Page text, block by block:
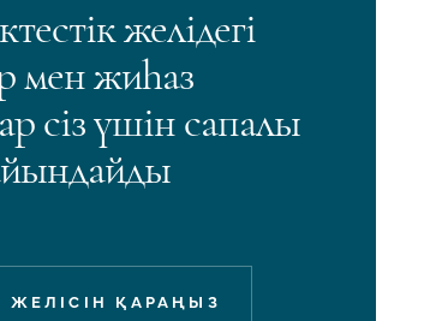
желідегі
мен жиһаз
сіз үшін сапалы
ЖЕЛІСІН ҚАРАҢЫЗ